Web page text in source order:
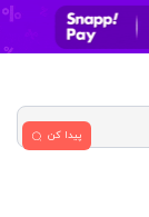
پیدا کن